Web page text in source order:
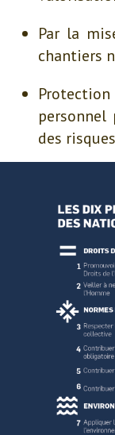
Par la
chantiers
des